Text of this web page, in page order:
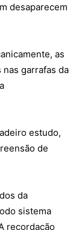
desaparecem
as
garrafas da
estudo,
de
da
sistema
recordação